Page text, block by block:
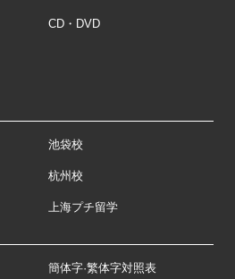
CD・DVD
池袋校
杭州校
上海プチ留学
簡体字·繁体字対照表